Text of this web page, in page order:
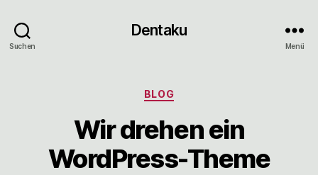
Suchen
Dentaku
Menü
Kategorien
BLOG
Wir drehen ein
WordPress-Theme